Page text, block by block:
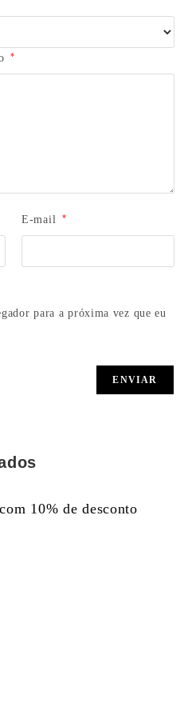
*
E-mail *
para a próxima vez que eu
com 10% de desconto